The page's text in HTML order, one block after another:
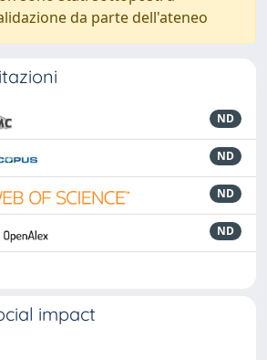
da parte dell'ateneo
ND
ND
ND
ND
impact